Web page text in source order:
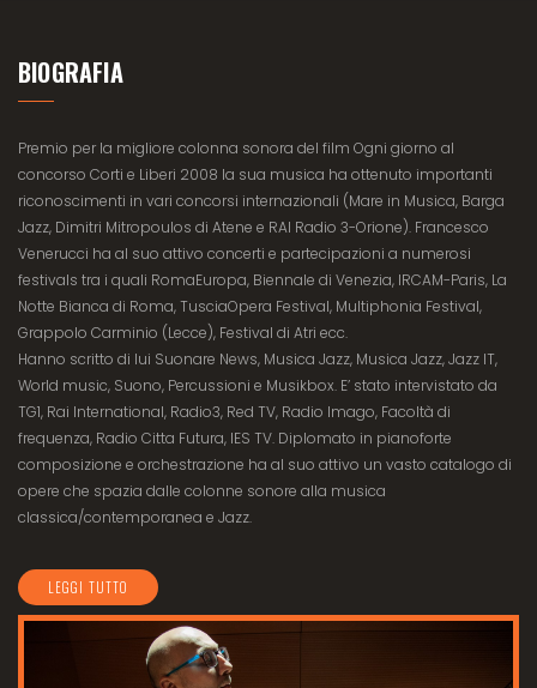
BIOGRAFIA
Premio per la migliore colonna sonora del film Ogni giorno al
concorso Corti e Liberi 2008 la sua musica ha ottenuto importanti
riconoscimenti in vari concorsi internazionali (Mare in Musica, Barga
Jazz, Dimitri Mitropoulos di Atene e RAI Radio 3-Orione). Francesco
Venerucci ha al suo attivo concerti e partecipazioni a numerosi
festivals tra i quali RomaEuropa, Biennale di Venezia, IRCAM-Paris, La
Notte Bianca di Roma, TusciaOpera Festival, Multiphonia Festival,
Grappolo Carminio (Lecce), Festival di Atri ecc.
Hanno scritto di lui Suonare News, Musica Jazz, Musica Jazz, Jazz IT,
World music, Suono, Percussioni e Musikbox. E’ stato intervistato da
TG1, Rai International, Radio3, Red TV, Radio Imago, Facoltà di
frequenza, Radio Citta Futura, IES TV. Diplomato in pianoforte
composizione e orchestrazione ha al suo attivo un vasto catalogo di
opere che spazia dalle colonne sonore alla musica
classica/contemporanea e Jazz.
LEGGI TUTTO